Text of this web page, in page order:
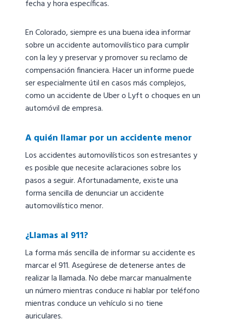
fecha y hora específicas.
En Colorado, siempre es una buena idea informar
sobre un accidente automovilístico para cumplir
con la ley y preservar y promover su reclamo de
compensación financiera. Hacer un informe puede
ser especialmente útil en casos más complejos,
como un accidente de Uber o Lyft o choques en un
automóvil de empresa.
A quién llamar por un accidente menor
Los accidentes automovilísticos son estresantes y
es posible que necesite aclaraciones sobre los
pasos a seguir. Afortunadamente, existe una
forma sencilla de denunciar un accidente
automovilístico menor.
¿Llamas al 911?
La forma más sencilla de informar su accidente es
marcar el 911. Asegúrese de detenerse antes de
realizar la llamada. No debe marcar manualmente
un número mientras conduce ni hablar por teléfono
mientras conduce un vehículo si no tiene
auriculares.